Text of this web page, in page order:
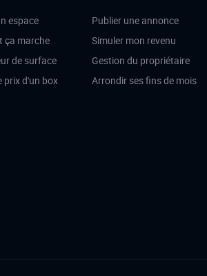
espace
ça marche
de surface
prix d'un box
Publier une annonce
Simuler mon revenu
Gestion du propriétaire
Arrondir ses fins de mois